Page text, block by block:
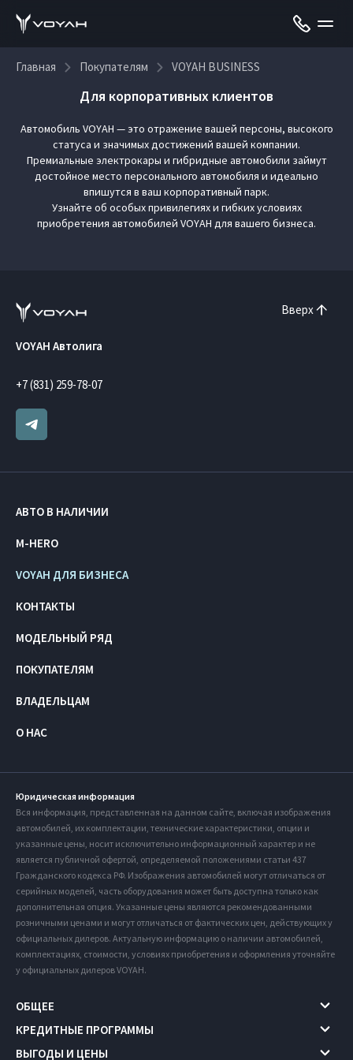
Главная Покупателям VOYAH BUSINESS
Для корпоративных клиентов
Автомобиль VOYAH — это отражение вашей персоны, высокого
статуса и значимых достижений вашей компании.
Премиальные электрокары и гибридные автомобили займут
достойное место персонального автомобиля и идеально
впишутся в ваш корпоративный парк.
Узнайте об особых привилегиях и гибких условиях
приобретения автомобилей VOYAH для вашего бизнеса.
Вверх
VOYAH Автолига
+7 (831) 259-78-07
АВТО В НАЛИЧИИ
M-HERO
VOYAH ДЛЯ БИЗНЕСА
КОНТАКТЫ
МОДЕЛЬНЫЙ РЯД
ПОКУПАТЕЛЯМ
ВЛАДЕЛЬЦАМ
О НАС
Юридическая информация
Вся информация, представленная на данном сайте, включая изображения
автомобилей, их комплектации, технические характеристики, опции и
указанные цены, носит исключительно информационный характер и не
является публичной офертой, определяемой положениями статьи 437
Гражданского кодекса РФ. Изображения автомобилей могут отличаться от
серийных моделей, часть оборудования может быть доступна только как
дополнительная опция. Указанные цены являются рекомендованными
розничными ценами и могут отличаться от фактических цен, действующих у
официальных дилеров. Актуальную информацию о наличии автомобилей,
комплектациях, стоимости, условиях приобретения и оформления уточняйте
у официальных дилеров VOYAH.
ОБЩЕЕ
КРЕДИТНЫЕ ПРОГРАММЫ
ВЫГОДЫ И ЦЕНЫ